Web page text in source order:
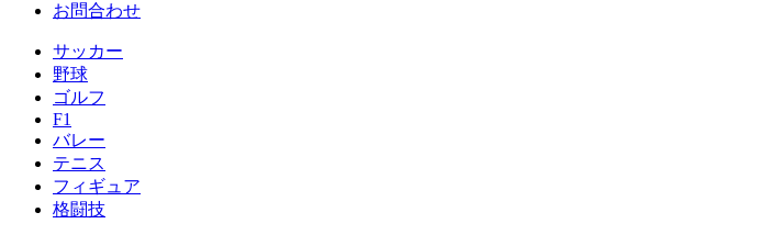
お問合わせ
サッカー
野球
ゴルフ
F1
バレー
テニス
フィギュア
格闘技